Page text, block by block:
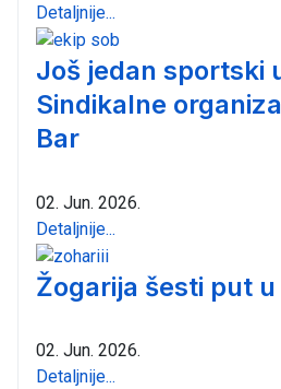
Detaljnije...
Još jedan sportski
Sindikalne
Bar
02. Jun. 2026.
Detaljnije...
Žogarija šesti put u
02. Jun. 2026.
Detaljnije...